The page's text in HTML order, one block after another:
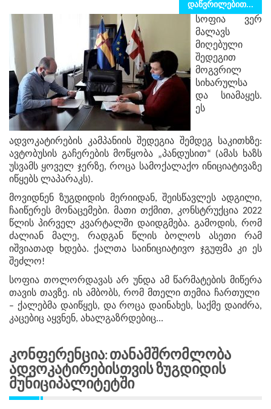
დაწვრილებით...
სოფია ვერ
მალავს
მიღებული
შედეგით
მოგვრილ
სიხარულსა
და სიამაყეს.
ეს
ადვოკატირების კამპანიის შედეგია შემდეგ საკითხზე:
ავტობუსის გაჩერების მოწყობა „პანდუსით“ (ამას ხაზს
უსვამს ყოველ ჯერზე, როცა სამოქალაქო ინიციატივაზე
იწყებს ლაპარაკს).
მოვიდნენ ზუგდიდის მერიიდან, შეისწავლეს ადგილი,
ჩაიწერეს მონაცემები. მათი თქმით, კონსტრუქცია 2022
წლის პირველ კვარტალში დაიდგმება. გამოდის, რომ
ძალიან მალე, რადგან წლის ბოლოს ასეთი რამ
იშვიათად ხდება. ქალთა საინიციატივო ჯგუფმა კი ეს
შეძლო!
სოფია თოლორდავას არ უნდა ამ წარმატების მიწერა
თავის თავზე. ის ამბობს, რომ მთელი თემია ჩართული
– ქალებმა დაიწყეს, და როცა დაინახეს, საქმე დაიძრა,
კაცებიც აყვნენ, ახალგაზრდებიც...
Კონფერენცია: Თანამშრომლობა
Ადვოკატირებისთვის Ზუგდიდის
Მუნიციპალიტეტში